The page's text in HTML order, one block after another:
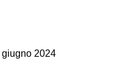
giugno 2024